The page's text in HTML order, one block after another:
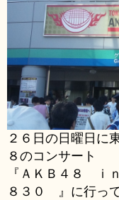
２６日の日曜日に
８のコンサート
『ＡＫＢ４８
８３０ 』に行っ